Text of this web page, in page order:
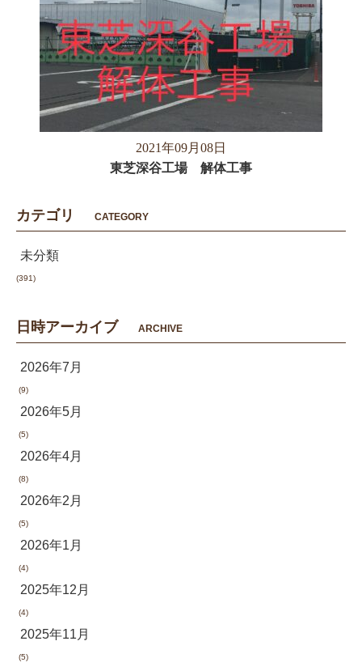
2021年09月08日
東芝深谷工場 解体工事
カテゴリ CATEGORY
未分類
(391)
日時アーカイブ ARCHIVE
2026年7月
(9)
2026年5月
(5)
2026年4月
(8)
2026年2月
(5)
2026年1月
(4)
2025年12月
(4)
2025年11月
(5)